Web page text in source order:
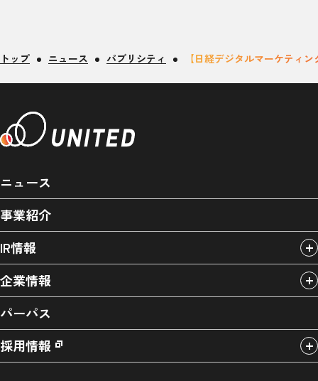
トップ ニュース パブリシティ 【日経デジタルマーケティ
ニュース
事業紹介
IR情報
企業情報
パーパス
採用情報